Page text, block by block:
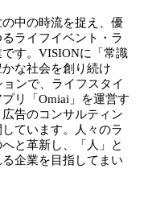
中の時流を捉え、優
ライフイベント・ラ
す。VISIONに「常識
な社会を創り続け
ンで、ライフスタイ
リ「Omiai」を運営す
告のコンサルティン
ています。人々のラ
と革新し、「人」と
企業を目指してまい